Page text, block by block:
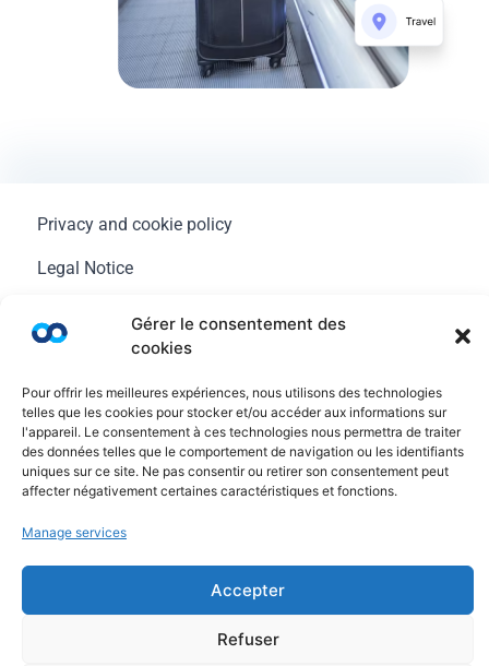
Gérer le consentement des
cookies
Pour offrir les meilleures expériences, nous utilisons des technologies
telles que les cookies pour stocker et/ou accéder aux informations sur
l'appareil. Le consentement à ces technologies nous permettra de traiter
des données telles que le comportement de navigation ou les identifiants
uniques sur ce site. Ne pas consentir ou retirer son consentement peut
affecter négativement certaines caractéristiques et fonctions.
Manage services
Accepter
Refuser
Privacy and cookie policy
Legal Notice
General terms of use